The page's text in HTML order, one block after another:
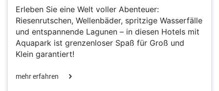
Erleben Sie eine Welt voller Abenteuer:
Riesenrutschen, Wellenbäder, spritzige Wasserfälle
und entspannende Lagunen – in diesen Hotels mit
Aquapark ist grenzenloser Spaß für Groß und
Klein garantiert!
mehr erfahren